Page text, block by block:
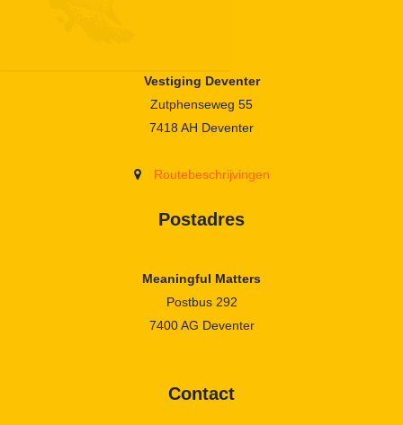
Vestiging Deventer
Zutphenseweg 55
7418 AH Deventer
Routebeschrijvingen
Postadres
Meaningful Matters
Postbus 292
7400 AG Deventer
Contact